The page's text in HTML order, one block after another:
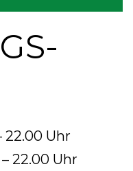
22.00 Uhr
22.00 Uhr